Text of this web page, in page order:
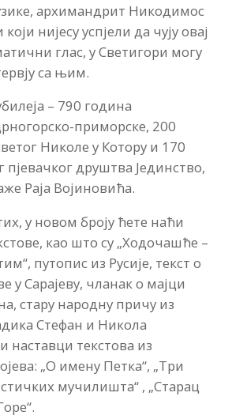
архимандрит Никодимос
нијесу успјели да чују овај
глас, у Светигори могу
са њим.
– 790 година
приморске, 200
Николе у Котору и 170
пјевачког друштва Јединство,
Раја Војиновића.
у новом броју ћете наћи
као што су „Ходочашће –
путопис из Русије, текст о
у Сарајеву, чланак о мајци
стару народну причу из
Стефан и Никола
наставци текстова из
„О имену Петка“, „Три
мучилишта“ , „Старац